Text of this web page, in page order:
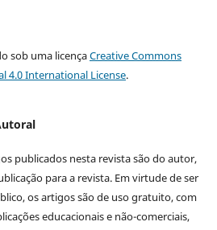
sob uma licençaCreative Commons
4.0 International License.
publicados nesta revista são do autor,
para a revista. Em virtude de ser
os artigos são de uso gratuito, com
educacionais e não-comerciais,